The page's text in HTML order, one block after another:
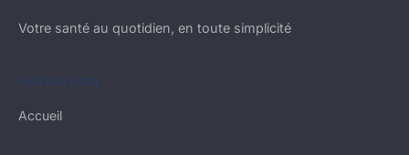
Votre santé au quotidien, en toute simplicité
NAVIGATION
Accueil